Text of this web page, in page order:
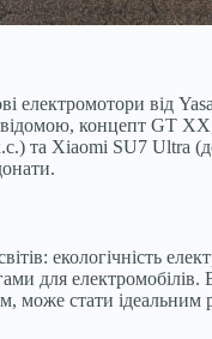
електромотори від
концепт GT
та Xiaomi SU7 Ultra
екологічність
для
може стати